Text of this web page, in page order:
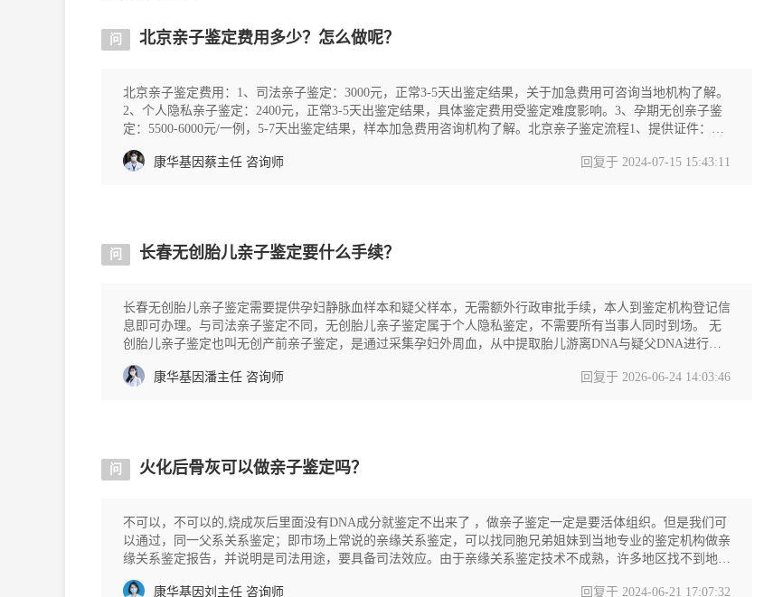
问 北京亲子鉴定费用多少？怎么做呢？
北京亲子鉴定费用：1、司法亲子鉴定：3000元，正常3-5天出鉴定结果，关于加急费用可咨询当地机构了解。
2、个人隐私亲子鉴定：2400元，正常3-5天出鉴定结果，具体鉴定费用受鉴定难度影响。3、孕期无创亲子鉴
定：5500-6000元/一例，5-7天出鉴定结果，样本加急费用咨询机构了解。北京亲子鉴定流程1、提供证件：当
事人必须提供身
康华基因蔡主任 咨询师 回复于 2024-07-15 15:43:11
问 长春无创胎儿亲子鉴定要什么手续？
长春无创胎儿亲子鉴定需要提供孕妇静脉血样本和疑父样本，无需额外行政审批手续，本人到鉴定机构登记信
息即可办理。与司法亲子鉴定不同，无创胎儿亲子鉴定属于个人隐私鉴定，不需要所有当事人同时到场。 无
创胎儿亲子鉴定也叫无创产前亲子鉴定，是通过采集孕妇外周血，从中提取胎儿游离DNA与疑父DNA进行比
对分析的一种鉴定方式。以下是长春地区办理无创胎儿亲子鉴定需要了解的内容： 样本与材料要求 1. 孕妇样
本：
康华基因潘主任 咨询师 回复于 2026-06-24 14:03:46
问 火化后骨灰可以做亲子鉴定吗？
不可以，不可以的,烧成灰后里面没有DNA成分就鉴定不出来了 ，做亲子鉴定一定是要活体组织。但是我们可
以通过，同一父系关系鉴定；即市场上常说的亲缘关系鉴定，可以找同胞兄弟姐妹到当地专业的鉴定机构做亲
缘关系鉴定报告，并说明是司法用途，要具备司法效应。由于亲缘关系鉴定技术不成熟，许多地区找不到地
方；如果当地找不
康华基因刘主任 咨询师 回复于 2024-06-21 17:07:32